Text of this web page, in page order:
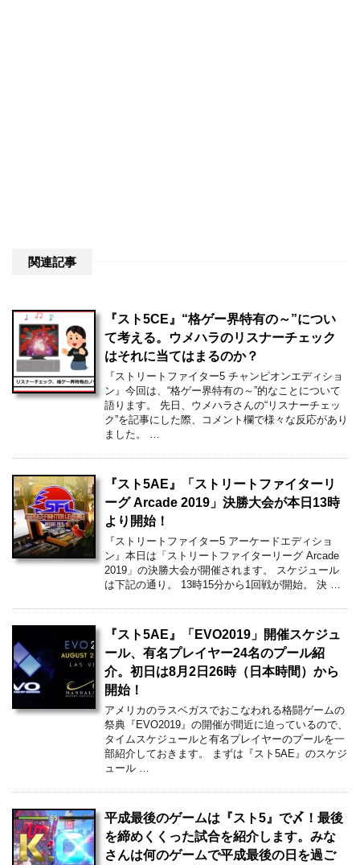
関連記事
『スト5CE』“格ゲー界特有の～”につい
て考える。ウメハラのリスナーチェック
はそれに当てはまるのか？
『ストリートファイター5 チャンピオンエディショ
ン』今回は、“格ゲー界特有の～”的なことについて
語ります。 先日、ウメハラさんの“リスナーチェッ
ク”を記事にした際、コメント欄で様々な反応があり
ました。 …
『スト5AE』「ストリートファイターリ
ーグ Arcade 2019」決勝大会が本日13時
より開始！
『ストリートファイター5 アーケードエディショ
ン』本日は「ストリートファイターリーグ Arcade
2019」の決勝大会が開催されます。 スケジュール
は下記の通り。 13時15分から1回戦が開始。 決 …
『スト5AE』「EVO2019」開催スケジュ
ール、有名プレイヤー24名のプール紹
介。初日は8月2日26時（日本時間）から
開始！
アメリカのラスベガスでおこなわれる格闘ゲームの
祭典『EVO2019』の開催が間近に迫っているので、
タイムスケジュールと有名プレイヤーのプールを一
部紹介しておきます。 まずは『スト5AE』のスケジ
ュール …
平成最後のゲームは『スト5』で〆！最後
を締めくくった試合を紹介します。みな
さんは何のゲームで平成最後の日を過ご